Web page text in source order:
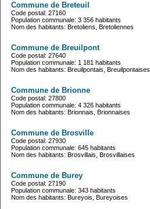
Commune de Breteuil
Code postal: 27160
Population communale: 3 356 habitants
Nom des habitants: Bretoliens, Bretoliennes
Commune de Breuilpont
Code postal: 27640
Population communale: 1 181 habitants
Nom des habitants: Breuilpontais, Breuilpontaises
Commune de Brionne
Code postal: 27800
Population communale: 4 326 habitants
Nom des habitants: Brionnais, Brionnaises
Commune de Brosville
Code postal: 27930
Population communale: 645 habitants
Nom des habitants: Brosvillais, Brosvillaises
Commune de Burey
Code postal: 27190
Population communale: 343 habitants
Nom des habitants: Bureyois, Bureyoises